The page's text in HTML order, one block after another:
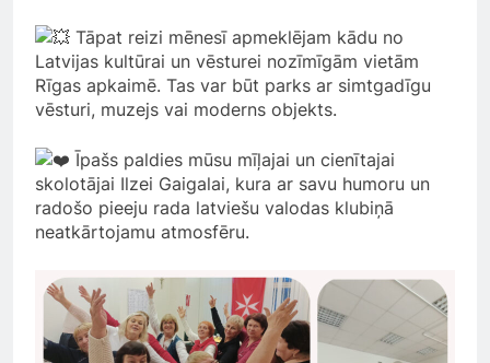
Tāpat reizi mēnesī apmeklējam kādu no
Latvijas kultūrai un vēsturei nozīmīgām vietām
Rīgas apkaimē. Tas var būt parks ar simtgadīgu
vēsturi, muzejs vai moderns objekts.
Īpašs paldies mūsu mīļajai un cienītajai
skolotājai Ilzei Gaigalai, kura ar savu humoru un
radošo pieeju rada latviešu valodas klubiņā
neatkārtojamu atmosfēru.